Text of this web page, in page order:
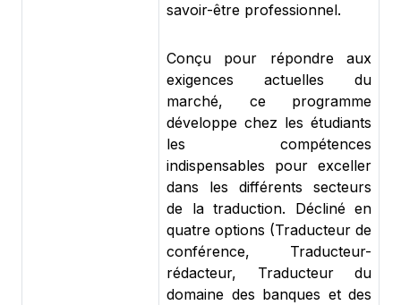
savoir-être professionnel.
Conçu pour répondre aux
exigences actuelles du
marché, ce programme
développe chez les étudiants
les compétences
indispensables pour exceller
dans les différents secteurs
de la traduction. Décliné en
quatre options (Traducteur de
conférence, Traducteur-
rédacteur, Traducteur du
domaine des banques et des